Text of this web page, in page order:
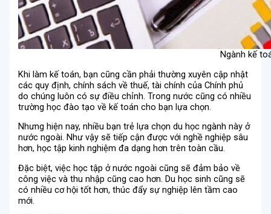
Ngành kế
Khi làm kế toán, bạn cũng cần phải thường xuyên cập nhật
các quy định, chính sách về thuế, tài chính của Chính phủ
do chúng luôn có sự điều chỉnh. Trong nước cũng có nhiều
trường học đào tạo về kế toán cho bạn lựa chọn.
Nhưng hiện nay, nhiều bạn trẻ lựa chọn du học ngành này ở
nước ngoài. Như vậy sẽ tiếp cận được với nghề nghiệp sâu
hơn, học tập kinh nghiệm đa dạng hơn trên toàn cầu.
Đặc biệt, việc học tập ở nước ngoài cũng sẽ đảm bảo về
công việc và thu nhập cũng cao hơn. Du học sinh cũng sẽ
có nhiều cơ hội tốt hơn, thúc đẩy sự nghiệp lên tầm cao
mới.